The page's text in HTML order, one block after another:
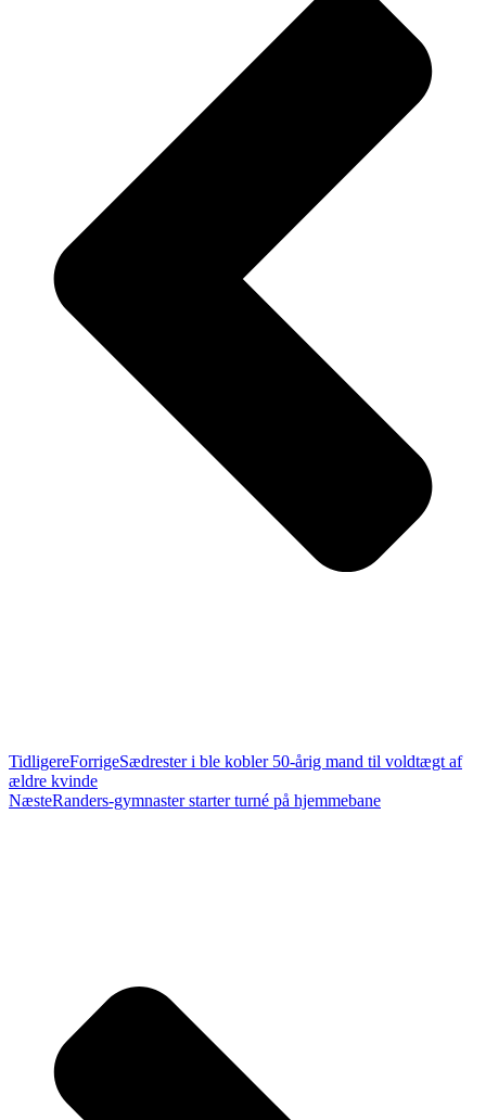
TidligereForrigeSædrester i ble kobler 50-årig mand til voldtægt af
ældre kvinde
NæsteRanders-gymnaster starter turné på hjemmebane